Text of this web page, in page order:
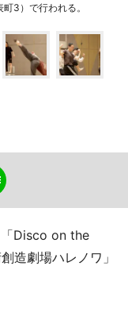
3）で行われる。
「Disco on the
造劇場ハレノワ」